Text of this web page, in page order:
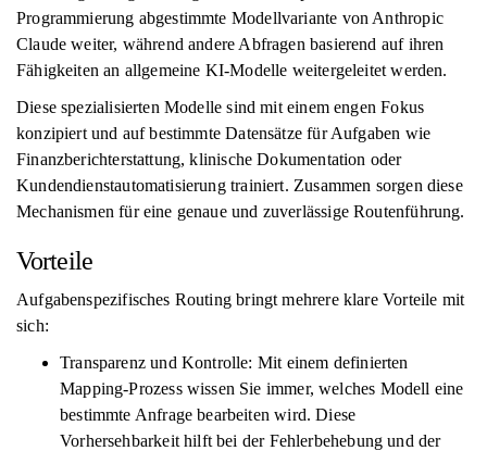
Programmierung abgestimmte Modellvariante von Anthropic
Claude weiter, während andere Abfragen basierend auf ihren
Fähigkeiten an allgemeine KI-Modelle weitergeleitet werden.
Diese spezialisierten Modelle sind mit einem engen Fokus
konzipiert und auf bestimmte Datensätze für Aufgaben wie
Finanzberichterstattung, klinische Dokumentation oder
Kundendienstautomatisierung trainiert. Zusammen sorgen diese
Mechanismen für eine genaue und zuverlässige Routenführung.
Vorteile
Aufgabenspezifisches Routing bringt mehrere klare Vorteile mit
sich:
Transparenz und Kontrolle: Mit einem definierten
Mapping-Prozess wissen Sie immer, welches Modell eine
bestimmte Anfrage bearbeiten wird. Diese
Vorhersehbarkeit hilft bei der Fehlerbehebung und der